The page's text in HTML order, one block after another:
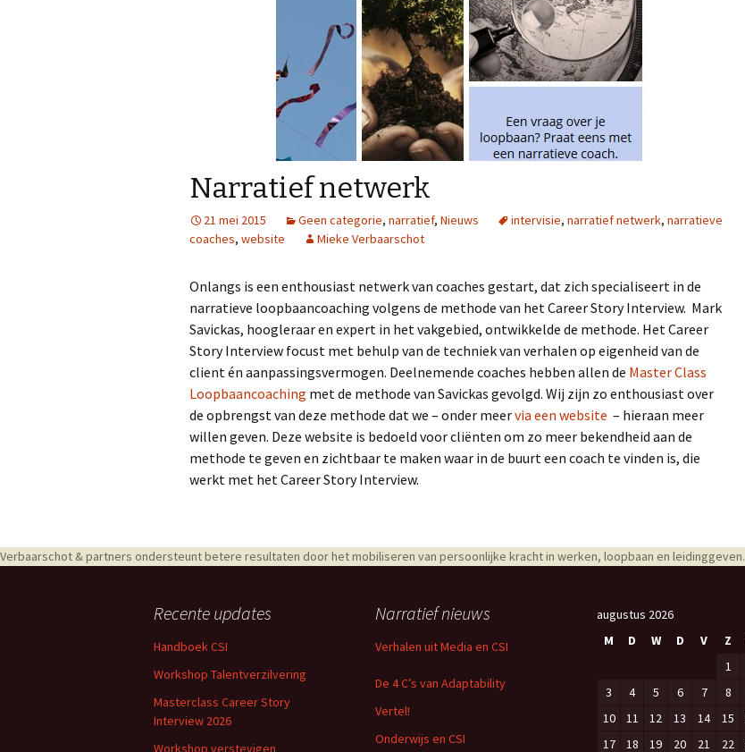
Narratief netwerk
21 mei 2015 Geen categorie, narratief, Nieuws intervisie, narratief netwerk, narratieve
coaches, website Mieke Verbaarschot
Onlangs is een enthousiast netwerk van coaches gestart, dat zich specialiseert in de
narratieve loopbaancoaching volgens de methode van het Career Story Interview. Mark
Savickas, hoogleraar en expert in het vakgebied, ontwikkelde de methode. Het Career
Story Interview focust met behulp van de techniek van verhalen op eigenheid van de
client én aanpassingsvermogen. Deelnemende coaches hebben allen de Master Class
Loopbaancoaching met de methode van Savickas gevolgd. Wij zijn zo enthousiast over
de opbrengst van deze methode dat we – onder meervia een website – hieraan meer
willen geven. Deze website is bedoeld voor cliënten om zo meer bekendheid aan de
methode te geven en zichtbaar te maken waar in de buurt een coach te vinden is, die
werkt met het Career Story Interview.
Verbaarschot & partners ondersteunt betere resultaten door het mobiliseren van persoonlijke kracht in werken, loopbaan en leidinggeven.
Recente updates
Handboek CSI
Workshop Talentverzilvering
Masterclass Career Story
Interview 2026
Workshop verstevigen
Narratief nieuws
Verhalen uit Media en CSI
De 4 C’s van Adaptability
Vertel!
Onderwijs en CSI
augustus 2026
M
D W D V Z
1
3
4 5 6 7 8
10
11 12 13 14 15
17
18 19 20 21 22